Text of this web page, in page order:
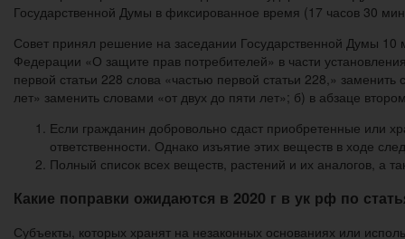
Государственной Думы в фиксированное время (17 часов 30
Совет принял решение на заседании Государственной Думы
Федерации «О защите прав потребителей» в части
первой статьи 228 слова «частью первой статьи 228,»
лет» заменить словами «от двух до пяти лет»; б) в абзаце
Если гражданин добровольно сдаст приобретенные или
ответственности. Однако изъятие этих веществ в ходе
Полный список всех веществ, растений и их аналогов, а
Какие поправки ожидаются в 2020 г в ук рф по
Субъекты, которых хранят на незаконных основаниях или